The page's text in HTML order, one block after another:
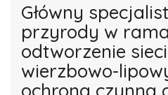
Główny
przyrody w
odtworzenie
wierzbowo-